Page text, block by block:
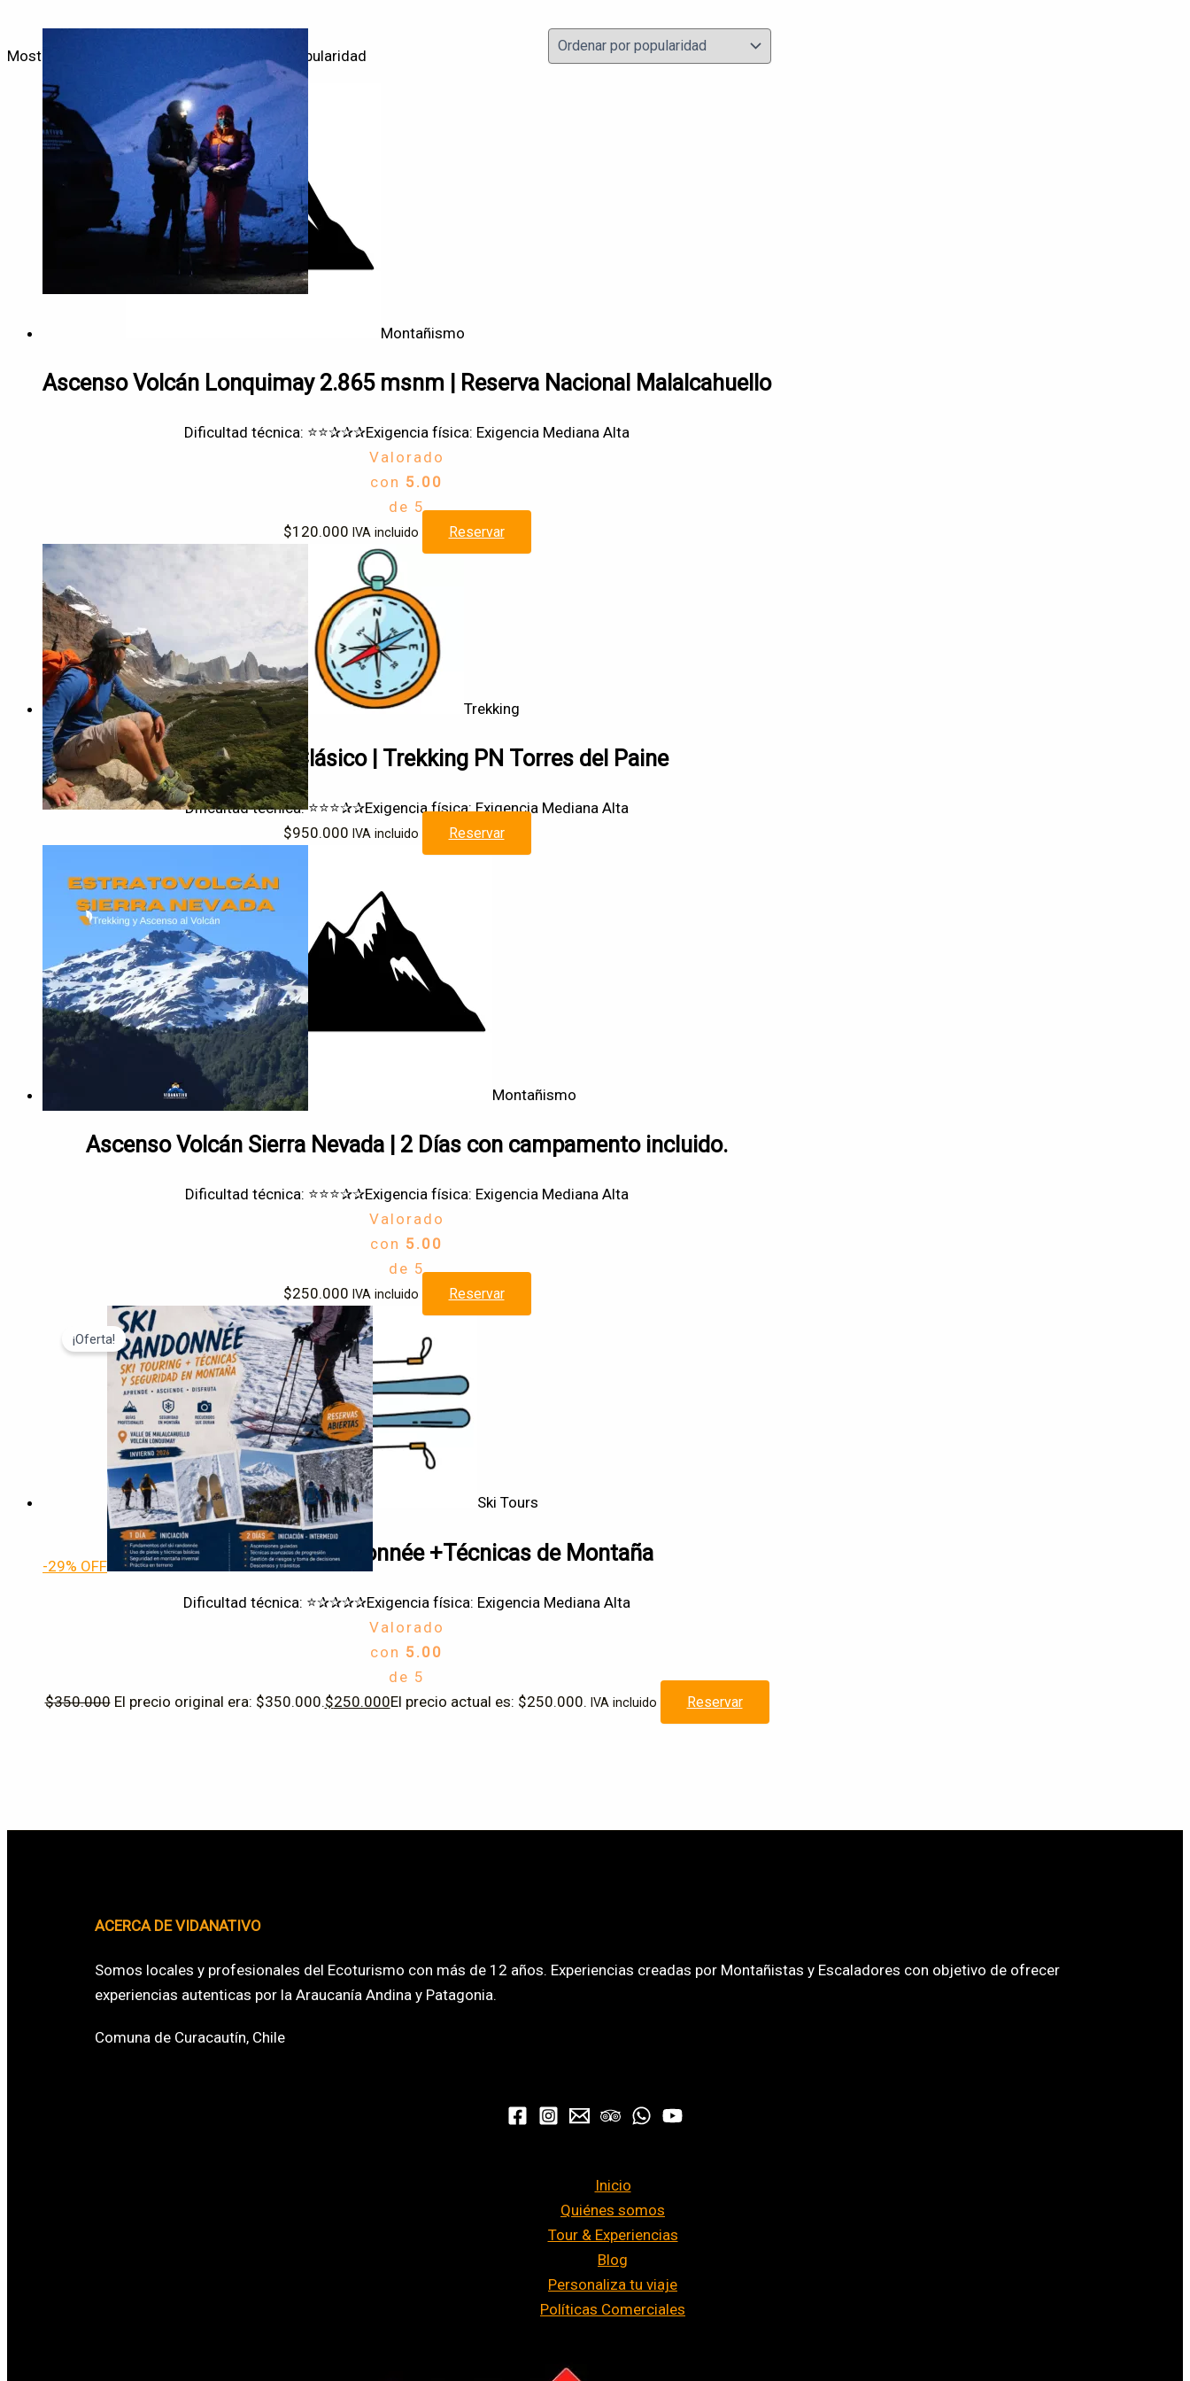
Mostrando los 4 resultados Ordenado por popularidad
Montañismo
Ascenso Volcán Lonquimay 2.865 msnm | Reserva Nacional Malalcahuello
Dificultad técnica: ⭐⭐✰✰✰Exigencia física: Exigencia Mediana Alta
Valorado
con 5.00
de 5
$120.000 IVA incluido Reservar
Trekking
Circuito Full W Clásico | Trekking PN Torres del Paine
Dificultad técnica: ⭐⭐⭐✰✰Exigencia física: Exigencia Mediana Alta
$950.000 IVA incluido Reservar
Montañismo
Ascenso Volcán Sierra Nevada | 2 Días con campamento incluido.
Dificultad técnica: ⭐⭐⭐✰✰Exigencia física: Exigencia Mediana Alta
Valorado
con 5.00
de 5
$250.000 IVA incluido Reservar
-29% OFF
¡Oferta!
Ski Tours
Clinica de Esquí randonnée +Técnicas de Montaña
Dificultad técnica: ⭐✰✰✰✰Exigencia física: Exigencia Mediana Alta
Valorado
con 5.00
de 5
$350.000 El precio original era: $350.000.$250.000El precio actual es: $250.000. IVA incluido Reservar
ACERCA DE VIDANATIVO
Somos locales y profesionales del Ecoturismo con más de 12 años. Experiencias creadas por Montañistas y Escaladores con objetivo de ofrecer
experiencias autenticas por la Araucanía Andina y Patagonia.
Comuna de Curacautín, Chile
Inicio
Quiénes somos
Tour & Experiencias
Blog
Personaliza tu viaje
Políticas Comerciales